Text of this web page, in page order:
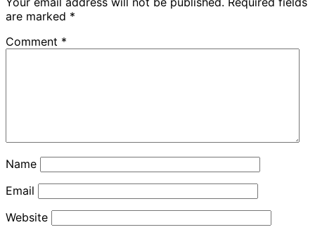
are marked *
Comment *
Name
Email
Website